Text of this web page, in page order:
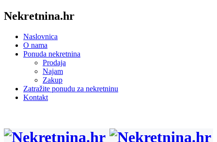
Nekretnina.hr
Naslovnica
O nama
Ponuda nekretnina
Prodaja
Najam
Zakup
Zatražite ponudu za nekretninu
Kontakt